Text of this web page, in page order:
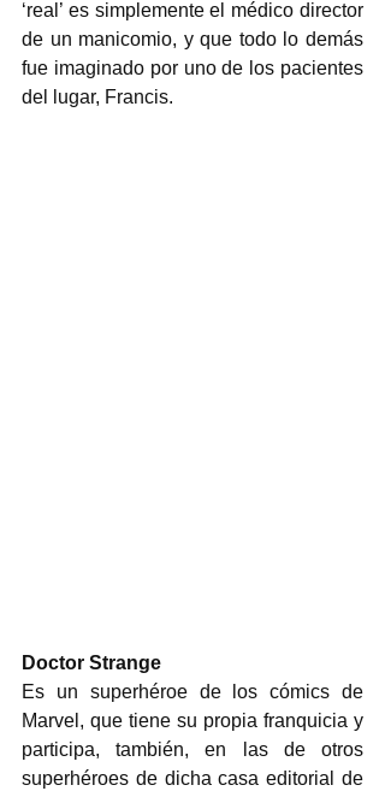
‘real’ es simplemente el médico director
de un manicomio, y que todo lo demás
fue imaginado por uno de los pacientes
del lugar, Francis.
Doctor Strange
Es un superhéroe de los cómics de
Marvel, que tiene su propia franquicia y
participa, también, en las de otros
superhéroes de dicha casa editorial de